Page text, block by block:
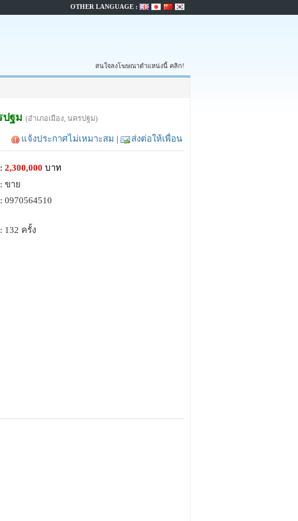
สนใจลงโฆษณาตำแหน่งนี้ คลิก!
OTHER LANGUAGE :
ปฐม (อำเภอเมือง, นครปฐม)
แจ้งประกาศไม่เหมาะสม | ส่งต่อให้เพื่อน
: 2,300,000 บาท
: ขาย
: 0970564510
: 132 ครั้ง